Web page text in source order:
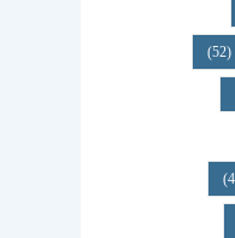
(52)